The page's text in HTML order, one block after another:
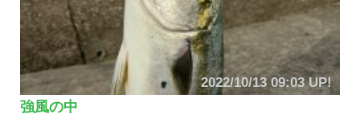
2022/10/13 09:03 UP!
強風の中